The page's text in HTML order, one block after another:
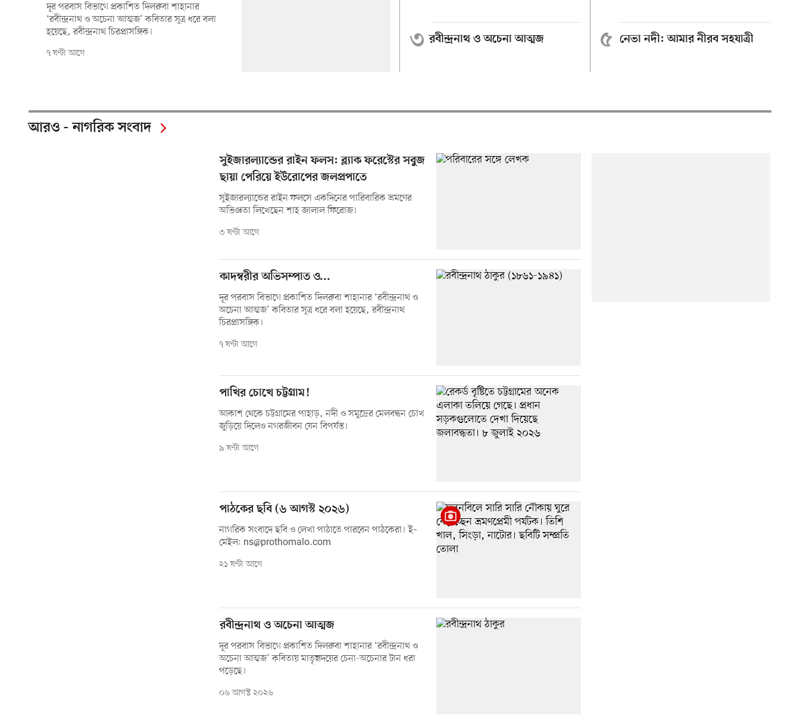
দূর পরবাস বিভাগে প্রকাশিত দিলরুবা শাহানার
‘রবীন্দ্রনাথ ও অচেনা আত্মজ’ কবিতার সূত্র ধরে বলা
হয়েছে, রবীন্দ্রনাথ চিরপ্রাসঙ্গিক।
৭ ঘণ্টা আগে
৩ রবীন্দ্রনাথ ও অচেনা আত্মজ ৫ নেভা নদী: আমার নীরব সহযাত্রী
আরও - নাগরিক সংবাদ
সুইজারল্যান্ডের রাইন ফলস: ব্ল্যাক ফরেস্টের সবুজ
ছায়া পেরিয়ে ইউরোপের জলপ্রপাতে
সুইজারল্যান্ডের রাইন ফলসে একদিনের পারিবারিক ভ্রমণের
অভিজ্ঞতা লিখেছেন শাহ জালাল ফিরোজ।
৩ ঘণ্টা আগে
কাদম্বরীর অভিসম্পাত ও...
দূর পরবাস বিভাগে প্রকাশিত দিলরুবা শাহানার ‘রবীন্দ্রনাথ ও
অচেনা আত্মজ’ কবিতার সূত্র ধরে বলা হয়েছে, রবীন্দ্রনাথ
চিরপ্রাসঙ্গিক।
৭ ঘণ্টা আগে
পাখির চোখে চট্টগ্রাম!
আকাশ থেকে চট্টগ্রামের পাহাড়, নদী ও সমুদ্রের মেলবন্ধন চোখ
জুড়িয়ে দিলেও নগরজীবন যেন বিপর্যস্ত।
৯ ঘণ্টা আগে
পাঠকের ছবি (৬ আগস্ট ২০২৬)
নাগরিক সংবাদে ছবি ও লেখা পাঠাতে পারবেন পাঠকেরা। ই–
মেইল: ns@prothomalo.com
২১ ঘণ্টা আগে
রবীন্দ্রনাথ ও অচেনা আত্মজ
দূর পরবাস বিভাগে প্রকাশিত দিলরুবা শাহানার ‘রবীন্দ্রনাথ ও
অচেনা আত্মজ’ কবিতায় মাতৃহৃদয়ের চেনা-অচেনার টান ধরা
পড়েছে।
০৬ আগস্ট ২০২৬